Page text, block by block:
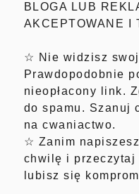
BLOGA LUB
AKCEPTOWANE I
☆ Nie widzisz
Prawdopodobnie
nieopłacony link.
do spamu. Szanuj
na cwaniactwo.
☆ Zanim
chwilę i przeczytaj
lubisz się